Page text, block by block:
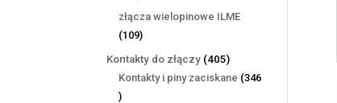
produktów
złącza wielopinowe ILME
109109
produktów
Kontakty do złączy 405405
produktów
Kontakty i piny zaciskane 346
346